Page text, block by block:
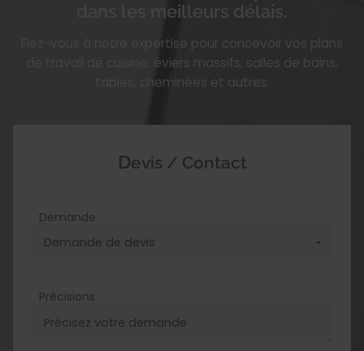
dans les meilleurs délais.
Fiez-vous à notre expertise pour concevoir vos plans
de travail de cuisine, éviers massifs, salles de bains,
tables, cheminées et autres.
Devis / Contact
Demande
Précisions